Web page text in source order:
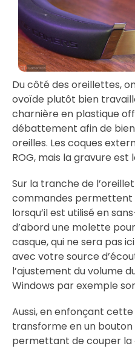
Du côté des oreillettes,
ovoïde plutôt bien
charnière en plastique
débattement afin de
oreilles. Les coques
ROG, mais la gravure
Sur la tranche de
commandes permettent
lorsqu’il est utilisé en
d’abord une molette
casque, qui ne sera pas
avec votre source
l’ajustement du volume
Windows par exemple
Aussi, en enfonçant
transforme en un
permettant de couper la